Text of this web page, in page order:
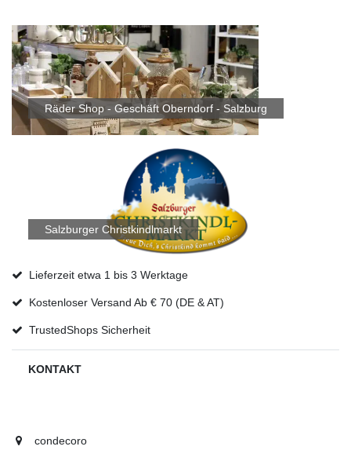
Räder Shop - Geschäft Oberndorf - Salzburg
Salzburger Christkindlmarkt
Lieferzeit etwa 1 bis 3 Werktage
Kostenloser Versand Ab € 70 (DE & AT)
TrustedShops Sicherheit
KONTAKT
condecoro